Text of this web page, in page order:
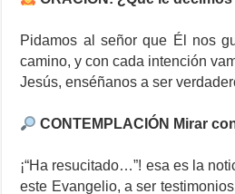
Pidamos al señor que Él nos
camino, y con cada intención
Jesús, enséñanos a ser
CONTEMPLACIÓN Mirar
¡“Ha resucitado…”! esa es la
este Evangelio, a ser